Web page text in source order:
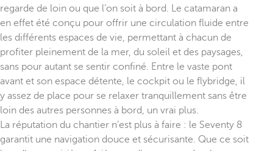
regarde de loin ou que l’on soit à bord. Le catamaran a
en effet été conçu pour offrir une circulation fluide entre
les différents espaces de vie, permettant à chacun de
profiter pleinement de la mer, du soleil et des paysages,
sans pour autant se sentir confiné. Entre le vaste pont
avant et son espace détente, le cockpit ou le flybridge, il
y assez de place pour se relaxer tranquillement sans être
loin des autres personnes à bord, un vrai plus.
La réputation du chantier n’est plus à faire : le Seventy 8
garantit une navigation douce et sécurisante. Que ce soit